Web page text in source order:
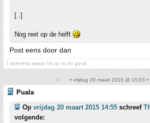
[..]
Nog niet op de helft
Post eens door dan
I solemnly swear i'm up to no good
• vrijdag 20 maart 2015 @ 15:03 •
Puala
Op vrijdag 20 maart 2015 14:55 schreef
volgende: